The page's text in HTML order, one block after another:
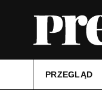
PRZEGLĄD